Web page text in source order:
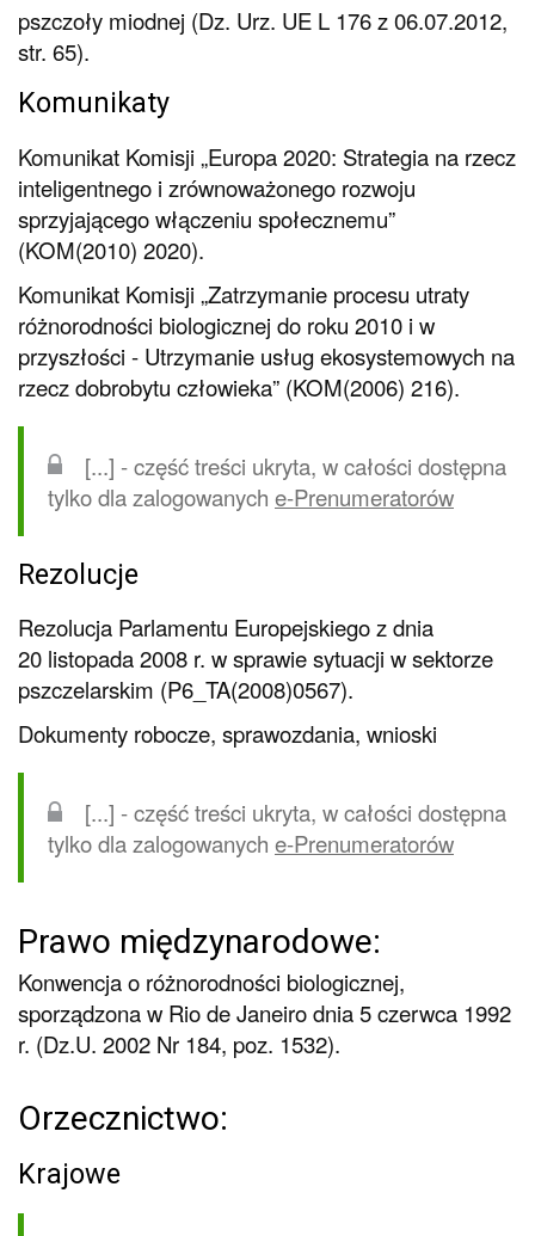
pszczoły miodnej (Dz. Urz. UE L 176 z 06.07.2012,
str. 65).
Komunikaty
Komunikat Komisji „Europa 2020: Strategia na rzecz
inteligentnego i zrównoważonego rozwoju
sprzyjającego włączeniu społecznemu”
(KOM(2010) 2020).
Komunikat Komisji „Zatrzymanie procesu utraty
różnorodności biologicznej do roku 2010 i w
przyszłości - Utrzymanie usług ekosystemowych na
rzecz dobrobytu człowieka” (KOM(2006) 216).
[...] - część treści ukryta, w całości dostępna
tylko dla zalogowanych e-Prenumeratorów
Rezolucje
Rezolucja Parlamentu Europejskiego z dnia
20 listopada 2008 r. w sprawie sytuacji w sektorze
pszczelarskim (P6_TA(2008)0567).
Dokumenty robocze, sprawozdania, wnioski
[...] - część treści ukryta, w całości dostępna
tylko dla zalogowanych e-Prenumeratorów
Prawo międzynarodowe:
Konwencja o różnorodności biologicznej,
sporządzona w Rio de Janeiro dnia 5 czerwca 1992
r. (Dz.U. 2002 Nr 184, poz. 1532).
Orzecznictwo:
Krajowe